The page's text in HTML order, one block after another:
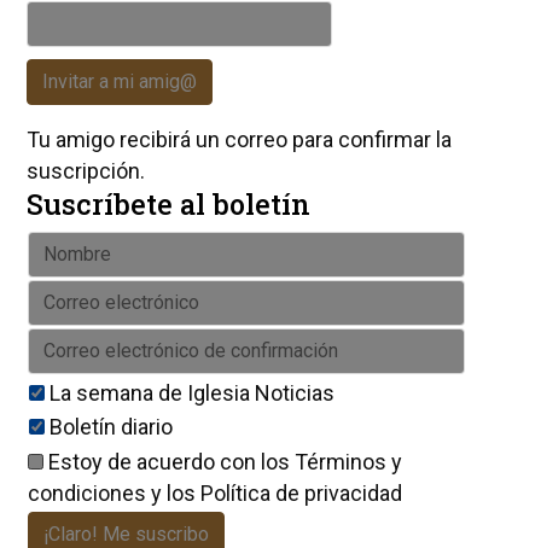
Invitar a mi amig@
Tu amigo recibirá un correo para confirmar la
suscripción.
Suscríbete al boletín
La semana de Iglesia Noticias
Boletín diario
Estoy de acuerdo con los Términos y
condiciones y los Política de privacidad
¡Claro! Me suscribo